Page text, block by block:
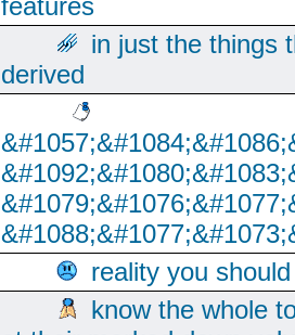
features
in just the things
derived
reality you
know the whole